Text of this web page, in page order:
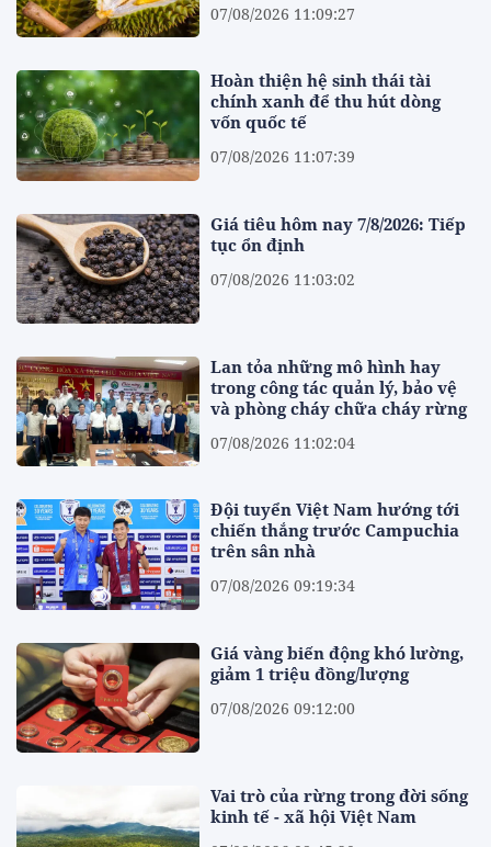
07/08/2026 11:09:27
Hoàn thiện hệ sinh thái tài
chính xanh để thu hút dòng
vốn quốc tế
07/08/2026 11:07:39
Giá tiêu hôm nay 7/8/2026: Tiếp
tục ổn định
07/08/2026 11:03:02
Lan tỏa những mô hình hay
trong công tác quản lý, bảo vệ
và phòng cháy chữa cháy rừng
07/08/2026 11:02:04
Đội tuyển Việt Nam hướng tới
chiến thắng trước Campuchia
trên sân nhà
07/08/2026 09:19:34
Giá vàng biến động khó lường,
giảm 1 triệu đồng/lượng
07/08/2026 09:12:00
Vai trò của rừng trong đời sống
kinh tế - xã hội Việt Nam